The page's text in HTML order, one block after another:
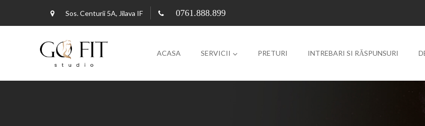
Sos. Centurii 5A, Jilava IF 0761.888.899
ACASA SERVICII PRETURI INTREBARI SI RĂSPUNSURI